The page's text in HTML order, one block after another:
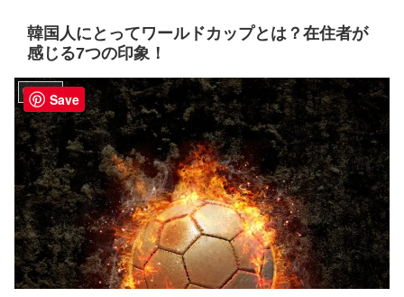
韓国人にとってワールドカップとは？在住者が
感じる7つの印象！
韓国文化Save